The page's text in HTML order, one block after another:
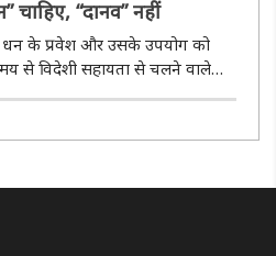
“दानव” नहीं
से विदेशी सहायता से चलने वाले
आपदा राहत, सामाजिक सेवा,